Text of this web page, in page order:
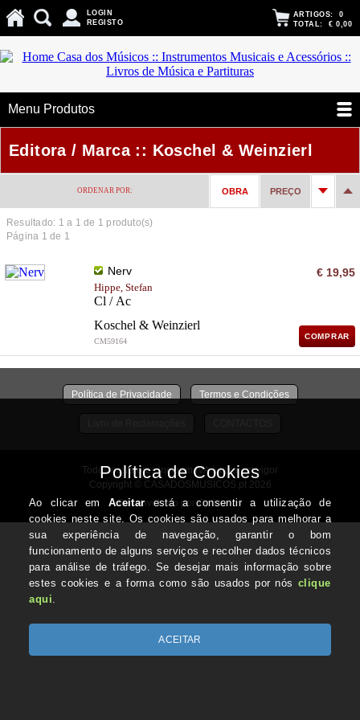
LOGIN
REGISTO
ARTIGOS: 0
TOTAL: € 0,00
Menu Produtos
Editora / Marca :: Koschel & Weinzierl
ORDENAR POR: OBRA PREÇO
Resultado: 1 a 1 de 1 produto(s)
Página 1 de 1
Nerv
Hippe, Stefan
Cl / Ac
Koschel & Weinzierl
CM59164
€ 19,95
COMPRAR
Política de Privacidade Termos e Condições
Todos os valores incluem IVA à taxa em vigor
Copyright © CASADOSMUSICOS.pt 2026
Desenvolvido por Optimeios